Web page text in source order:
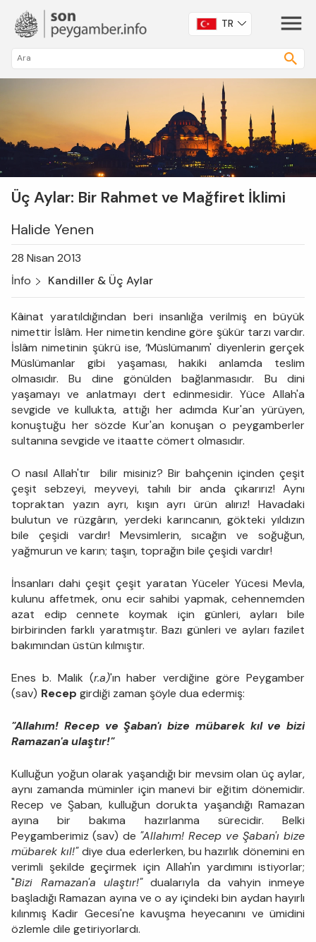
TR
Üç Aylar: Bir Rahmet ve Mağfiret İklimi
Halide Yenen
28 Nisan 2013
İnfo
Kandiller & Üç Aylar
Kâinat yaratıldığından beri insanlığa verilmiş en büyük
nimettir İslâm. Her nimetin kendine göre şükür tarzı vardır.
İslâm nimetinin şükrü ise, ‘Müslümanım' diyenlerin gerçek
Müslümanlar gibi yaşaması, hakiki anlamda teslim
olmasıdır. Bu dine gönülden bağlanmasıdır. Bu dini
yaşamayı ve anlatmayı dert edinmesidir. Yüce Allah'a
sevgide ve kullukta, attığı her adımda Kur'an yürüyen,
konuştuğu her sözde Kur'an konuşan o peygamberler
sultanına sevgide ve itaatte cömert olmasıdır.
O nasıl Allah'tır bilir misiniz? Bir bahçenin içinden çeşit
çeşit sebzeyi, meyveyi, tahılı bir anda çıkarırız! Aynı
topraktan yazın ayrı, kışın ayrı ürün alırız! Havadaki
bulutun ve rüzgârın, yerdeki karıncanın, gökteki yıldızın
bile çeşidi vardır! Mevsimlerin, sıcağın ve soğuğun,
yağmurun ve karın; taşın, toprağın bile çeşidi vardır!
İnsanları dahi çeşit çeşit yaratan Yüceler Yücesi Mevla,
kulunu affetmek, onu ecir sahibi yapmak, cehennemden
azat edip cennete koymak için günleri, ayları bile
birbirinden farklı yaratmıştır. Bazı günleri ve ayları fazilet
bakımından üstün kılmıştır.
Enes b. Malik (r.a)'ın haber verdiğine göre Peygamber
(sav) Recep girdiği zaman şöyle dua edermiş:
"Allahım! Recep ve Şaban'ı bize mübarek kıl ve bizi
Ramazan'a ulaştır!"
Kulluğun yoğun olarak yaşandığı bir mevsim olan üç aylar,
aynı zamanda müminler için manevi bir eğitim dönemidir.
Recep ve Şaban, kulluğun dorukta yaşandığı Ramazan
ayına bir bakıma hazırlanma sürecidir. Belki
Peygamberimiz (sav) de "Allahım! Recep ve Şaban'ı bize
mübarek kıl!"diye dua ederlerken, bu hazırlık dönemini en
verimli şekilde geçirmek için Allah'ın yardımını istiyorlar;
"Bizi Ramazan'a ulaştır!"dualarıyla da vahyin inmeye
başladığı Ramazan ayına ve o ay içindeki bin aydan hayırlı
kılınmış Kadir Gecesi'ne kavuşma heyecanını ve ümidini
özlemle dile getiriyorlardı.